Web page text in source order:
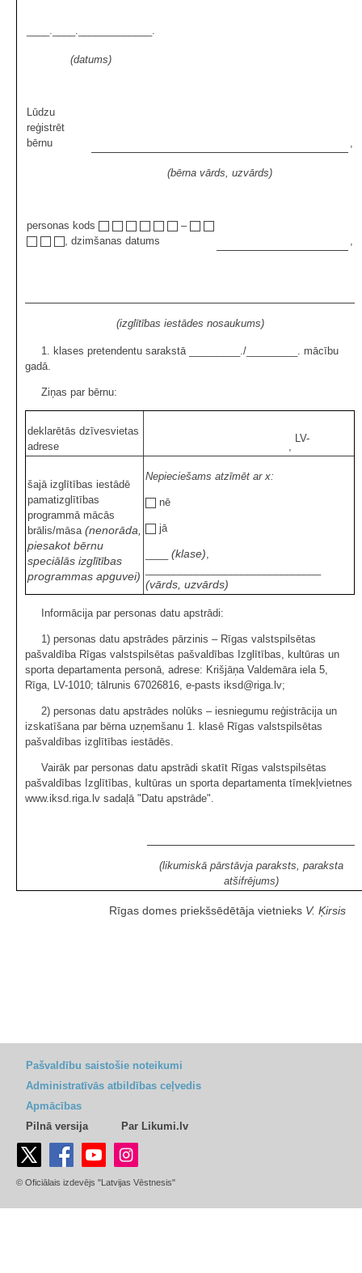
(datums)
Lūdzu
reģistrēt
bērnu
(bērna vārds, uzvārds)
personas kods
–
, dzimšanas datums
(izglītības iestādes nosaukums)
1. klases pretendentu sarakstā _________./_________. mācību
gadā.
Ziņas par bērnu:
deklarētās dzīvesvietas
adrese
LV-
šajā izglītības iestādē
pamatizglītības
programmā mācās
brālis/māsa (nenorāda,
piesakot bērnu
speciālās izglītības
programmas apguvei)
Nepieciešams atzīmēt ar x:
nē
jā
(klase)
(vārds, uzvārds)
Informācija par personas datu apstrādi:
1) personas datu apstrādes pārzinis – Rīgas valstspilsētas
pašvaldība Rīgas valstspilsētas pašvaldības Izglītības, kultūras un
sporta departamenta personā, adrese: Krišjāņa Valdemāra iela 5,
Rīga, LV-1010; tālrunis 67026816, e-pasts iksd@riga.lv;
2) personas datu apstrādes nolūks – iesniegumu reģistrācija un
izskatīšana par bērna uzņemšanu 1. klasē Rīgas valstspilsētas
pašvaldības izglītības iestādēs.
Vairāk par personas datu apstrādi skatīt Rīgas valstspilsētas
pašvaldības Izglītības, kultūras un sporta departamenta tīmekļvietnes
www.iksd.riga.lv sadaļā "Datu apstrāde".
(likumiskā pārstāvja paraksts, paraksta
atšifrējums)
Rīgas domes priekšsēdētāja vietnieks V. Ķirsis
Pašvaldību saistošie noteikumi
Administratīvās atbildības ceļvedis
Apmācības
Pilnā versija
Par Likumi.lv
© Oficiālais izdevējs "Latvijas Vēstnesis"